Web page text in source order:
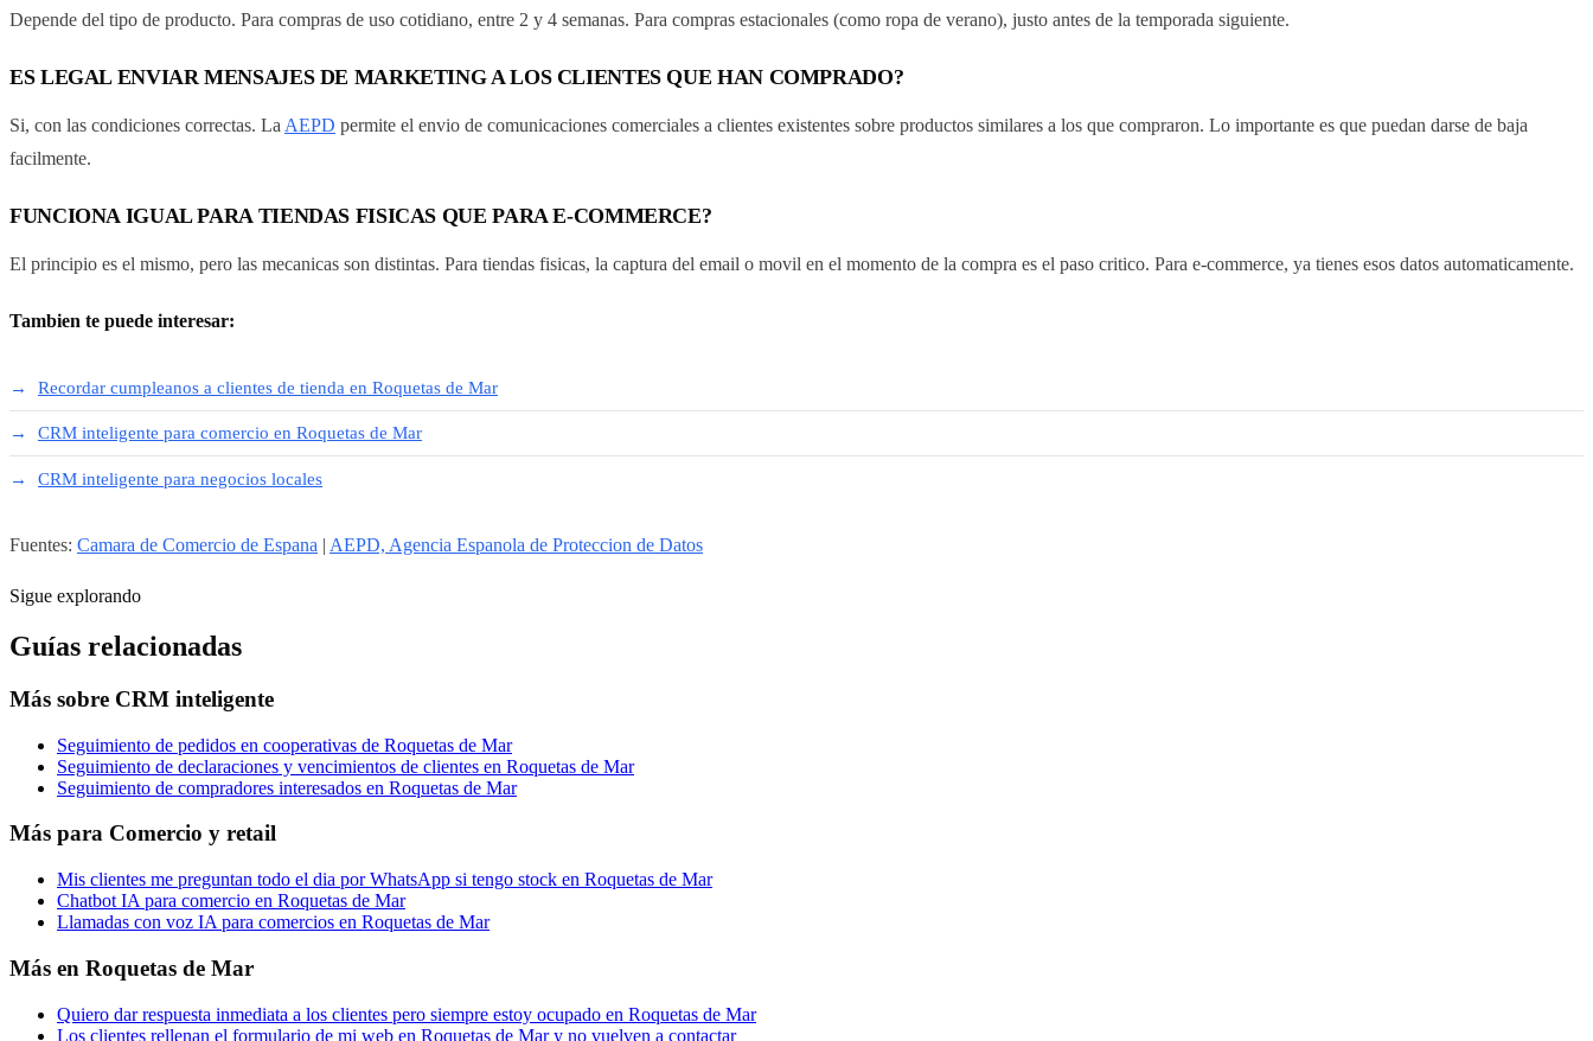
Depende del tipo de producto. Para compras de uso cotidiano, entre 2 y 4 semanas. Para compras estacionales (como ropa de verano), justo antes de la temporada siguiente.
ES LEGAL ENVIAR MENSAJES DE MARKETING A LOS CLIENTES QUE HAN COMPRADO?
Si, con las condiciones correctas. La AEPD permite el envio de comunicaciones comerciales a clientes existentes sobre productos similares a los que compraron. Lo importante es que puedan darse de baja
facilmente.
FUNCIONA IGUAL PARA TIENDAS FISICAS QUE PARA E-COMMERCE?
El principio es el mismo, pero las mecanicas son distintas. Para tiendas fisicas, la captura del email o movil en el momento de la compra es el paso critico. Para e-commerce, ya tienes esos datos automaticamente.
Tambien te puede interesar:
Recordar cumpleanos a clientes de tienda en Roquetas de Mar
CRM inteligente para comercio en Roquetas de Mar
CRM inteligente para negocios locales
Fuentes: Camara de Comercio de Espana | AEPD, Agencia Espanola de Proteccion de Datos
Sigue explorando
Guías relacionadas
Más sobre CRM inteligente
Seguimiento de pedidos en cooperativas de Roquetas de Mar
Seguimiento de declaraciones y vencimientos de clientes en Roquetas de Mar
Seguimiento de compradores interesados en Roquetas de Mar
Más para Comercio y retail
Mis clientes me preguntan todo el dia por WhatsApp si tengo stock en Roquetas de Mar
Chatbot IA para comercio en Roquetas de Mar
Llamadas con voz IA para comercios en Roquetas de Mar
Más en Roquetas de Mar
Quiero dar respuesta inmediata a los clientes pero siempre estoy ocupado en Roquetas de Mar
Los clientes rellenan el formulario de mi web en Roquetas de Mar y no vuelven a contactar